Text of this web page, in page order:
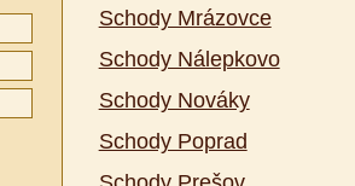
Schody Mrázovce
Schody Nálepkovo
Schody Nováky
Schody Poprad